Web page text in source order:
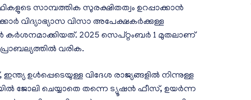
സാമ്പത്തിക സുരക്ഷിതത്വം ഉറപ്പാക്കാൻ
വിദ്യാഭ്യാസ വിസാ അപേക്ഷകർക്കുള്ള
2025 സെപ്റ്റംബർ 1 മുതലാണ്
വരിക.
ഉൾപ്പെടെയുള്ള വിദേശ രാജ്യങ്ങളിൽ നിന്നുള്ള
ജോലി ചെയ്യാതെ തന്നെ ട്യൂഷൻ ഫീസ്, ഉയർന്ന